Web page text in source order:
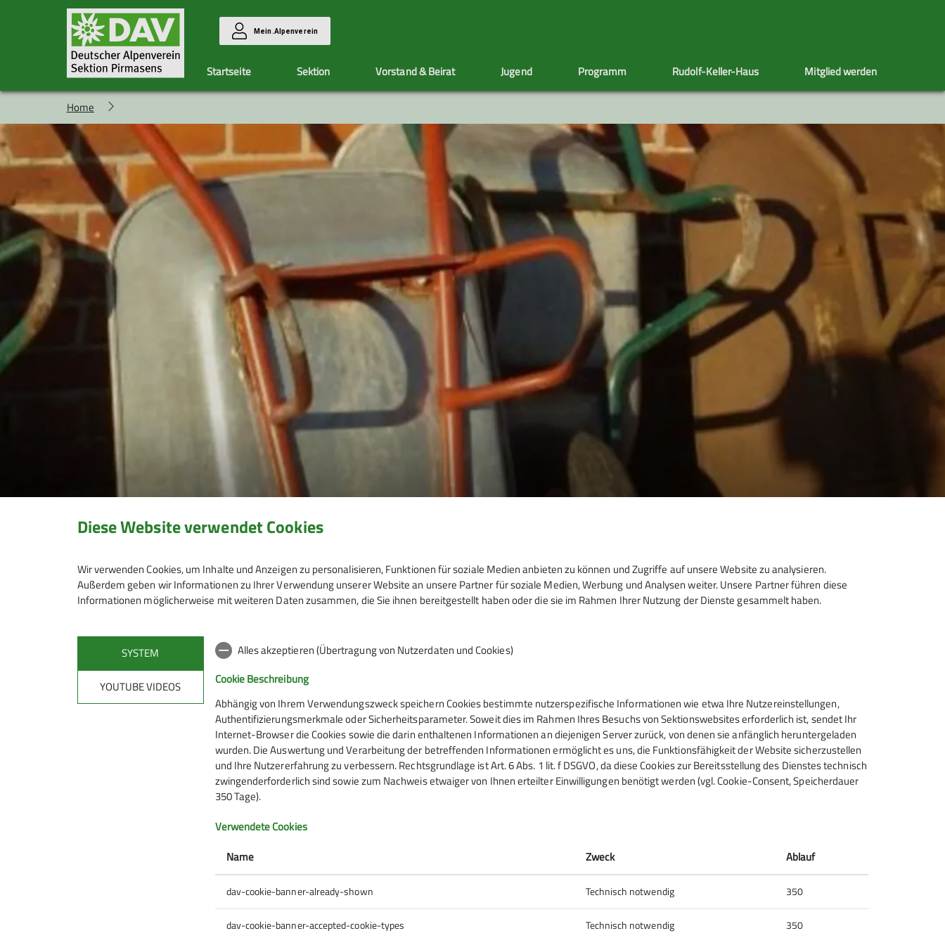
Mein.Alpenverein
Startseite Sektion
Mitgliederstammtisch
Vorstand & Beirat Jugend Programm
Kategorien
Touren
Veranstaltungen
Angebote im Turnus
Gesamtprogramm Teilnahmebedingungen Tourenberichte Galerie
Rudolf-Keller-Haus Mitglied werden
Home
Arbeitseinsatz am Rudolf Keller Haus am Samstag, den
13.06.2026
Am Samstag, den 13.06.2026 findet um 9 Uhr unser Arbeitseinsatz am Rudolf-Keller-Haus statt. Wir freuen uns über jede helfende Hand!
Vorbeikommen und anpacken!
Diese Website verwendet Cookies
Wir verwenden Cookies, um Inhalte und Anzeigen zu personalisieren, Funktionen für soziale Medien anbieten zu können und Zugriffe auf unsere Website zu analysieren.
Außerdem geben wir Informationen zu Ihrer Verwendung unserer Website an unsere Partner für soziale Medien, Werbung und Analysen weiter. Unsere Partner führen diese
Informationen möglicherweise mit weiteren Daten zusammen, die Sie ihnen bereitgestellt haben oder die sie im Rahmen Ihrer Nutzung der Dienste gesammelt haben.
SYSTEM
YOUTUBE VIDEOS
Alles akzeptieren (Übertragung von Nutzerdaten und Cookies)
Cookie Beschreibung
Abhängig von Ihrem Verwendungszweck speichern Cookies bestimmte nutzerspezifische Informationen wie etwa Ihre Nutzereinstellungen,
Authentifizierungsmerkmale oder Sicherheitsparameter. Soweit dies im Rahmen Ihres Besuchs von Sektionswebsites erforderlich ist, sendet Ihr
Internet-Browser die Cookies sowie die darin enthaltenen Informationen an diejenigen Server zurück, von denen sie anfänglich heruntergeladen
wurden. Die Auswertung und Verarbeitung der betreffenden Informationen ermöglicht es uns, die Funktionsfähigkeit der Website sicherzustellen
und Ihre Nutzererfahrung zu verbessern. Rechtsgrundlage ist Art. 6 Abs. 1 lit. f DSGVO, da diese Cookies zur Bereitsstellung des Dienstes technisch
zwingenderforderlich sind sowie zum Nachweis etwaiger von Ihnen erteilter Einwilligungen benötigt werden (vgl. Cookie-Consent, Speicherdauer
350 Tage).
Verwendete Cookies
Name
Zweck Ablauf
dav-cookie-banner-already-shown Technisch notwendig 350
dav-cookie-banner-accepted-cookie-types Technisch notwendig 350